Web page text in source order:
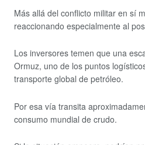
Más allá del conflicto militar en sí
reaccionando especialmente al
Los inversores temen que una
Ormuz, uno de los puntos
transporte global de petróleo.
Por esa vía transita
consumo mundial de crudo.